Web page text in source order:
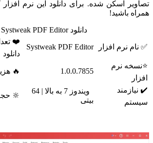
تصاویر اسکن شده. برای دانلود این نرم افزار
همراه باشید!
دانلود Systweak PDF Editor
✅ نام نرم افزار Systweak PDF Editor
❤️
دانلود
⭐نسخه نرم
افزار
1.0.0.7855
🔥
✔️ نیازمند
سیستم
ویندوز 7 به بالا | 64
بیتی
🔆